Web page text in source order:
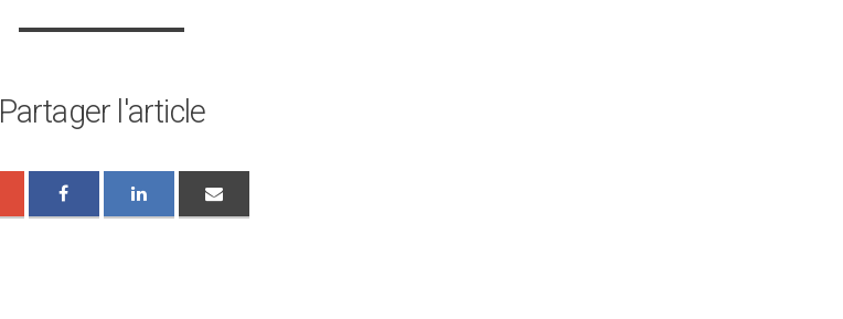
Partager l'article